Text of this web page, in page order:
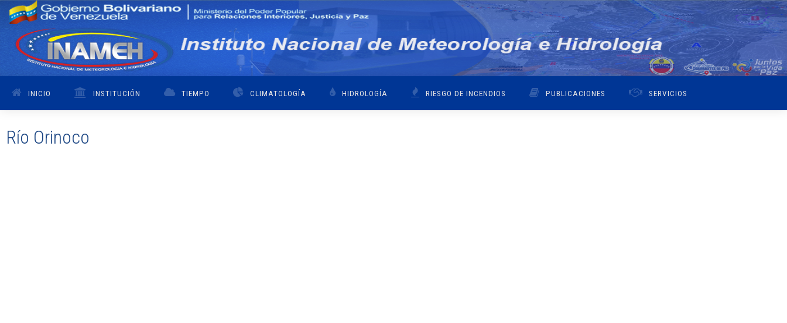
INICIO INSTITUCIÓN TIEMPO CLIMATOLOGÍA HIDROLOGÍA RIESGO DE INCENDIOS PUBLICACIONES SERVICIOS
Río Orinoco